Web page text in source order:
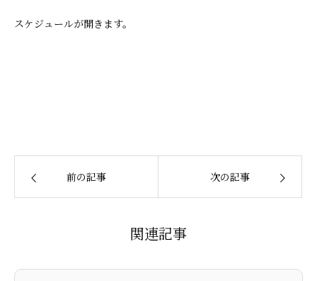
スケジュールが開きます。
前の記事 次の記事
関連記事